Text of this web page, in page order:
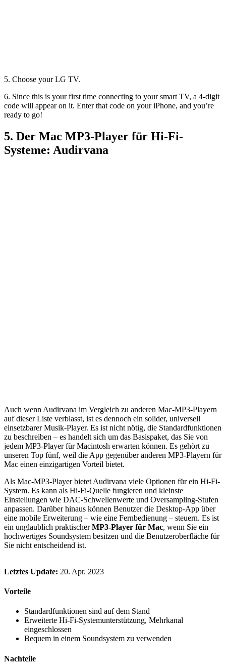
5. Choose your LG TV.
6. Since this is your first time connecting to your smart TV, a 4-digit
code will appear on it. Enter that code on your iPhone, and you’re
ready to go!
5. Der Mac MP3-Player für Hi-Fi-
Systeme: Audirvana
Auch wenn Audirvana im Vergleich zu anderen Mac-MP3-Playern
auf dieser Liste verblasst, ist es dennoch ein solider, universell
einsetzbarer Musik-Player. Es ist nicht nötig, die Standardfunktionen
zu beschreiben – es handelt sich um das Basispaket, das Sie von
jedem MP3-Player für Macintosh erwarten können. Es gehört zu
unseren Top fünf, weil die App gegenüber anderen MP3-Playern für
Mac einen einzigartigen Vorteil bietet.
Als Mac-MP3-Player bietet Audirvana viele Optionen für ein Hi-Fi-
System. Es kann als Hi-Fi-Quelle fungieren und kleinste
Einstellungen wie DAC-Schwellenwerte und Oversampling-Stufen
anpassen. Darüber hinaus können Benutzer die Desktop-App über
eine mobile Erweiterung – wie eine Fernbedienung – steuern. Es ist
ein unglaublich praktischerMP3-Player für Mac, wenn Sie ein
hochwertiges Soundsystem besitzen und die Benutzeroberfläche für
Sie nicht entscheidend ist.
Letztes Update: 20. Apr. 2023
Vorteile
Standardfunktionen sind auf dem Stand
Erweiterte Hi-Fi-Systemunterstützung, Mehrkanal
eingeschlossen
Bequem in einem Soundsystem zu verwenden
Nachteile